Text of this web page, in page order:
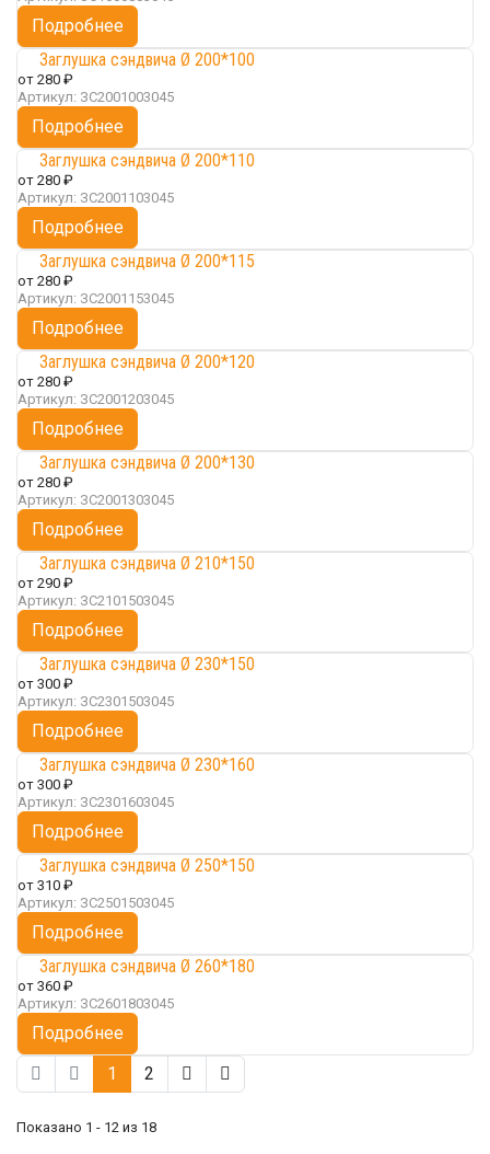
Подробнее
Заглушка сэндвича Ø 200*100
от 280 ₽
Артикул: ЗС2001003045
Подробнее
Заглушка сэндвича Ø 200*110
от 280 ₽
Артикул: ЗС2001103045
Подробнее
Заглушка сэндвича Ø 200*115
от 280 ₽
Артикул: ЗС2001153045
Подробнее
Заглушка сэндвича Ø 200*120
от 280 ₽
Артикул: ЗС2001203045
Подробнее
Заглушка сэндвича Ø 200*130
от 280 ₽
Артикул: ЗС2001303045
Подробнее
Заглушка сэндвича Ø 210*150
от 290 ₽
Артикул: ЗС2101503045
Подробнее
Заглушка сэндвича Ø 230*150
от 300 ₽
Артикул: ЗС2301503045
Подробнее
Заглушка сэндвича Ø 230*160
от 300 ₽
Артикул: ЗС2301603045
Подробнее
Заглушка сэндвича Ø 250*150
от 310 ₽
Артикул: ЗС2501503045
Подробнее
Заглушка сэндвича Ø 260*180
от 360 ₽
Артикул: ЗС2601803045
Подробнее
1
2
Показано 1 - 12 из 18